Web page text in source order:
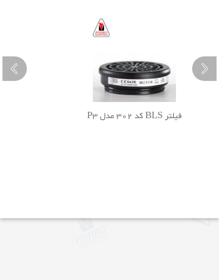
فیلتر BLS کد 302 مدل P3